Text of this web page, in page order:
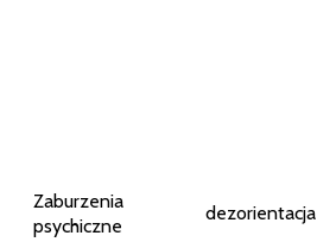
Zaburzenia
psychiczne
dezorientacja